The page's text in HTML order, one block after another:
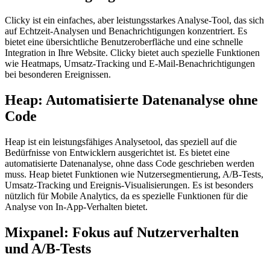
Clicky ist ein einfaches, aber leistungsstarkes Analyse-Tool, das sich
auf Echtzeit-Analysen und Benachrichtigungen konzentriert. Es
bietet eine übersichtliche Benutzeroberfläche und eine schnelle
Integration in Ihre Website. Clicky bietet auch spezielle Funktionen
wie Heatmaps, Umsatz-Tracking und E-Mail-Benachrichtigungen
bei besonderen Ereignissen.
Heap: Automatisierte Datenanalyse ohne
Code
Heap ist ein leistungsfähiges Analysetool, das speziell auf die
Bedürfnisse von Entwicklern ausgerichtet ist. Es bietet eine
automatisierte Datenanalyse, ohne dass Code geschrieben werden
muss. Heap bietet Funktionen wie Nutzersegmentierung, A/B-Tests,
Umsatz-Tracking und Ereignis-Visualisierungen. Es ist besonders
nützlich für Mobile Analytics, da es spezielle Funktionen für die
Analyse von In-App-Verhalten bietet.
Mixpanel: Fokus auf Nutzerverhalten
und A/B-Tests